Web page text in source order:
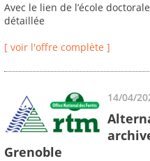
Avec le lien de l’école
détaillée
[ voir l'offre complète ]
14/04/
Grenoble